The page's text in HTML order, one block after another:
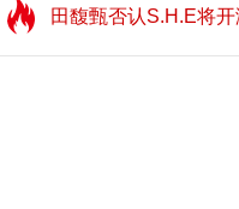
田馥甄否认S.H.E将
望11:08
田馥甄否认S.H.E将